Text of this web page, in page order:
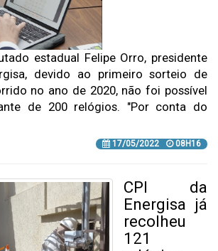
estadual Felipe Orro, presidente
devido ao primeiro sorteio de
no ano de 2020, não foi possível
de 200 relógios. "Por conta do
17/05/2022 08H16
CPI da
Energisa já
recolheu
121